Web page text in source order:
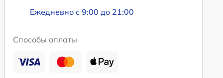
Ежедневно с 9:00 до 21:00
Способы оплаты